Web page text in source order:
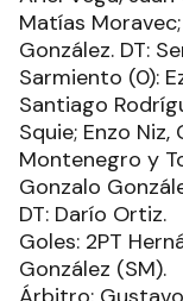
Matías
González. DT:
Sarmiento (0):
Santiago
Squie; Enzo
Montenegro y
Gonzalo
DT: Darío Ortiz.
Goles: 2PT
González (SM).